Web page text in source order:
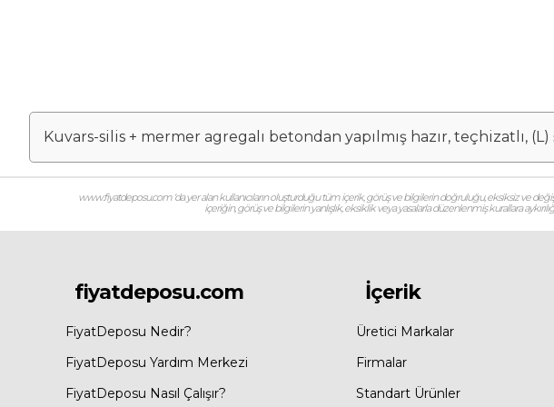
Kuvars-silis + mermer agregalı betondan yapılmış hazır,
www.fiyatdeposu.com ‘da yer alan kullanıcıların oluşturduğu tüm içerik, görüş ve bilgilerin doğruluğu, eksiksiz ve
içeriğin, görüş ve bilgilerin yanlışlık, eksiklik veya yasalarla düzenlenmiş kurallara
fiyatdeposu.com
FiyatDeposu Nedir?
FiyatDeposu Yardım Merkezi
FiyatDeposu Nasıl Çalışır?
İçerik
Üretici Markalar
Firmalar
Standart Ürünler